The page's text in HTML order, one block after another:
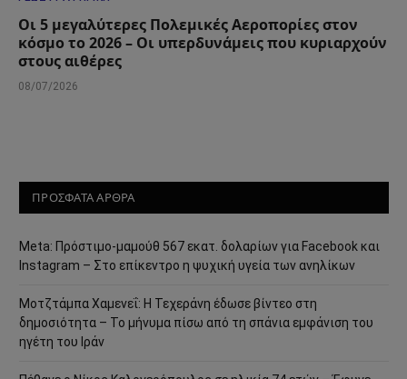
Οι 5 μεγαλύτερες Πολεμικές Αεροπορίες στον
κόσμο το 2026 – Οι υπερδυνάμεις που κυριαρχούν
στους αιθέρες
08/07/2026
ΠΡΟΣΦΑΤΑ ΑΡΘΡΑ
Meta: Πρόστιμο-μαμούθ 567 εκατ. δολαρίων για Facebook και
Instagram – Στο επίκεντρο η ψυχική υγεία των ανηλίκων
Μοτζτάμπα Χαμενεΐ: Η Τεχεράνη έδωσε βίντεο στη
δημοσιότητα – Το μήνυμα πίσω από τη σπάνια εμφάνιση του
ηγέτη του Ιράν